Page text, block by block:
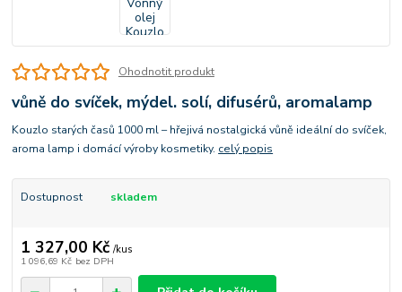
Ohodnotit produkt
vůně do svíček, mýdel. solí, difusérů, aromalamp
Kouzlo starých časů 1000 ml – hřejivá nostalgická vůně ideální do svíček,
aroma lamp i domácí výroby kosmetiky. celý popis
Dostupnost skladem
1 327,00 Kč /kus
1 096,69 Kč bez DPH